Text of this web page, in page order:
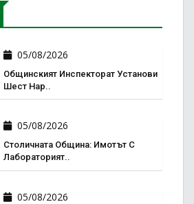
05/08/2026
Общинският Инспекторат Установи
Шест Нар..
05/08/2026
Столичната Община: Имотът С
Лабораторият..
05/08/2026